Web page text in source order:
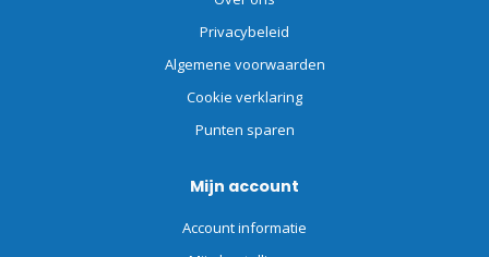
Privacybeleid
Algemene voorwaarden
Cookie verklaring
Punten sparen
Mijn account
Account informatie